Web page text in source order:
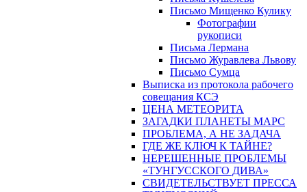
Письмо Мищенко Кулику
Фотографии
рукописи
Письма Лермана
Письмо Журавлева Львову
Письмо Сумца
Выписка из протокола рабочего
совещания КСЭ
ЦЕНА МЕТЕОРИТА
ЗАГАДКИ ПЛАНЕТЫ МАРС
ПРОБЛЕМА, А НЕ ЗАДАЧА
ГДЕ ЖЕ КЛЮЧ К ТАЙНЕ?
НЕРЕШЕННЫЕ ПРОБЛЕМЫ
«ТУНГУССКОГО ДИВА»
СВИДЕТЕЛЬСТВУЕТ ПРЕССА